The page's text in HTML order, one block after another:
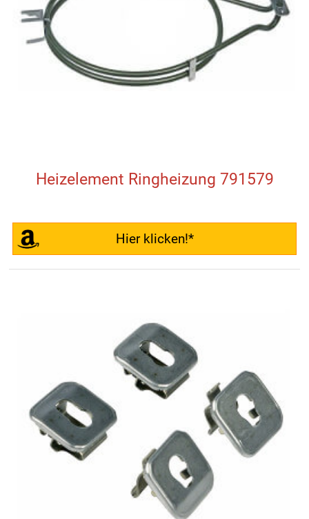
Heizelement Ringheizung 791579
Hier klicken!*